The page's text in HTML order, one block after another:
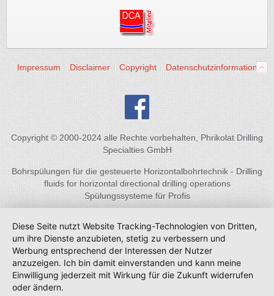
Impressum Disclaimer Copyright Datenschutzinformation
Copyright © 2000-2024 alle Rechte vorbehalten, Phrikolat Drilling
Specialties GmbH
Bohrspülungen für die gesteuerte Horizontalbohrtechnik - Drilling
fluids for horizontal directional drilling operations
Spülungssysteme für Profis
Diese Seite nutzt Website Tracking-Technologien von Dritten,
um ihre Dienste anzubieten, stetig zu verbessern und
Werbung entsprechend der Interessen der Nutzer
anzuzeigen. Ich bin damit einverstanden und kann meine
Einwilligung jederzeit mit Wirkung für die Zukunft widerrufen
oder ändern.